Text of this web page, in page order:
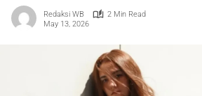
Redaksi WB
2 Min Read
May 13, 2026